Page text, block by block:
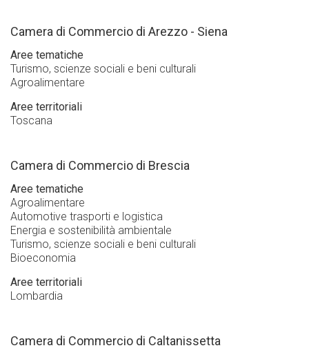
Camera di Commercio di Arezzo - Siena
Aree tematiche
Turismo, scienze sociali e beni culturali
Agroalimentare
Aree territoriali
Toscana
Camera di Commercio di Brescia
Aree tematiche
Agroalimentare
Automotive trasporti e logistica
Energia e sostenibilità ambientale
Turismo, scienze sociali e beni culturali
Bioeconomia
Aree territoriali
Lombardia
Camera di Commercio di Caltanissetta